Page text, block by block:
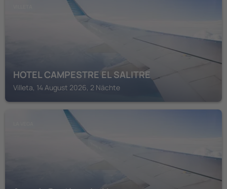
HOTEL CAMPESTRE EL SALITRE
Villeta, 14 August 2026, 2 Nächte